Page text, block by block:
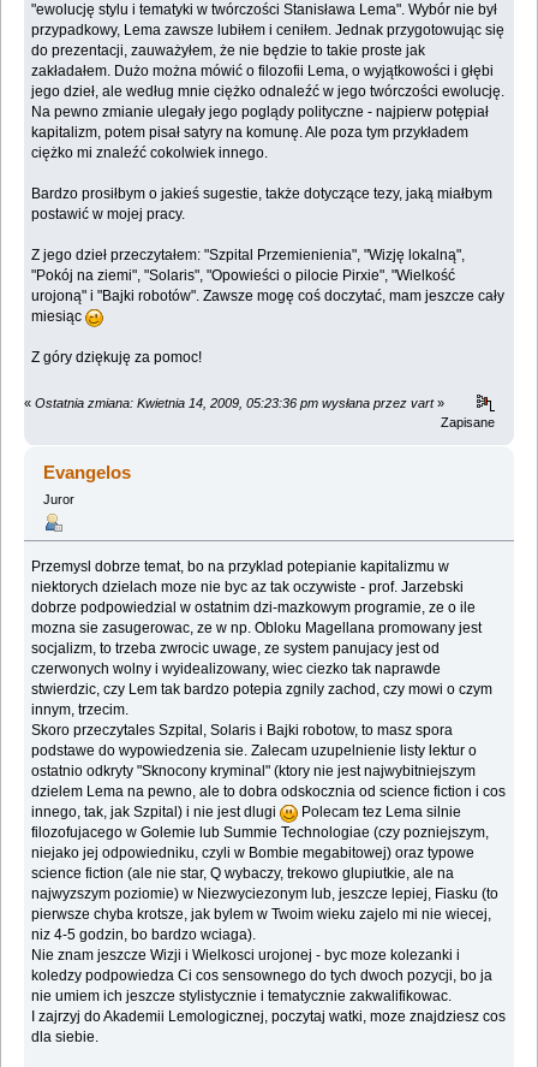
"ewolucję stylu i tematyki w twórczości Stanisława Lema". Wybór nie był
przypadkowy, Lema zawsze lubiłem i ceniłem. Jednak przygotowując się
do prezentacji, zauważyłem, że nie będzie to takie proste jak
zakładałem. Dużo można mówić o filozofii Lema, o wyjątkowości i głębi
jego dzieł, ale według mnie ciężko odnaleźć w jego twórczości ewolucję.
Na pewno zmianie ulegały jego poglądy polityczne - najpierw potępiał
kapitalizm, potem pisał satyry na komunę. Ale poza tym przykładem
ciężko mi znaleźć cokolwiek innego.
Bardzo prosiłbym o jakieś sugestie, także dotyczące tezy, jaką miałbym
postawić w mojej pracy.
Z jego dzieł przeczytałem: "Szpital Przemienienia", "Wizję lokalną",
"Pokój na ziemi", "Solaris", "Opowieści o pilocie Pirxie", "Wielkość
urojoną" i "Bajki robotów". Zawsze mogę coś doczytać, mam jeszcze cały
miesiąc
Z góry dziękuję za pomoc!
« Ostatnia zmiana: Kwietnia 14, 2009, 05:23:36 pm wysłana przez vart»
Zapisane
Evangelos
Juror
Przemysl dobrze temat, bo na przyklad potepianie kapitalizmu w
niektorych dzielach moze nie byc az tak oczywiste - prof. Jarzebski
dobrze podpowiedzial w ostatnim dzi-mazkowym programie, ze o ile
mozna sie zasugerowac, ze w np. Obloku Magellana promowany jest
socjalizm, to trzeba zwrocic uwage, ze system panujacy jest od
czerwonych wolny i wyidealizowany, wiec ciezko tak naprawde
stwierdzic, czy Lem tak bardzo potepia zgnily zachod, czy mowi o czym
innym, trzecim.
Skoro przeczytales Szpital, Solaris i Bajki robotow, to masz spora
podstawe do wypowiedzenia sie. Zalecam uzupelnienie listy lektur o
ostatnio odkryty "Sknocony kryminal" (ktory nie jest najwybitniejszym
dzielem Lema na pewno, ale to dobra odskocznia od science fiction i cos
innego, tak, jak Szpital) i nie jest dlugi
Polecam tez Lema silnie
filozofujacego w Golemie lub Summie Technologiae (czy pozniejszym,
niejako jej odpowiedniku, czyli w Bombie megabitowej) oraz typowe
science fiction (ale nie star, Q wybaczy, trekowo glupiutkie, ale na
najwyzszym poziomie) w Niezwyciezonym lub, jeszcze lepiej, Fiasku (to
pierwsze chyba krotsze, jak bylem w Twoim wieku zajelo mi nie wiecej,
niz 4-5 godzin, bo bardzo wciaga).
Nie znam jeszcze Wizji i Wielkosci urojonej - byc moze kolezanki i
koledzy podpowiedza Ci cos sensownego do tych dwoch pozycji, bo ja
nie umiem ich jeszcze stylistycznie i tematycznie zakwalifikowac.
I zajrzyj do Akademii Lemologicznej, poczytaj watki, moze znajdziesz cos
dla siebie.